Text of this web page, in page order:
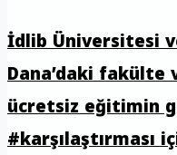
İdlib Üniversitesi
Dana’daki
ücretsiz eğitimin
#karşılaştırması